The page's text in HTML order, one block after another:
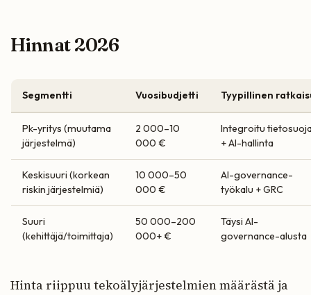
Hinnat 2026
Segmentti Vuosibudjetti Tyypillinen
Pk-yritys (muutama
järjestelmä)
2 000–10
000 €
Integroitu
+ AI-hallinta
Keskisuuri (korkean
riskin järjestelmiä)
10 000–50
000 €
AI-governance-
työkalu + GRC
Suuri
(kehittäjä/toimittaja)
50 000–200
000+ €
Täysi AI-
governance-alusta
Hinta riippuu tekoälyjärjestelmien määrästä ja